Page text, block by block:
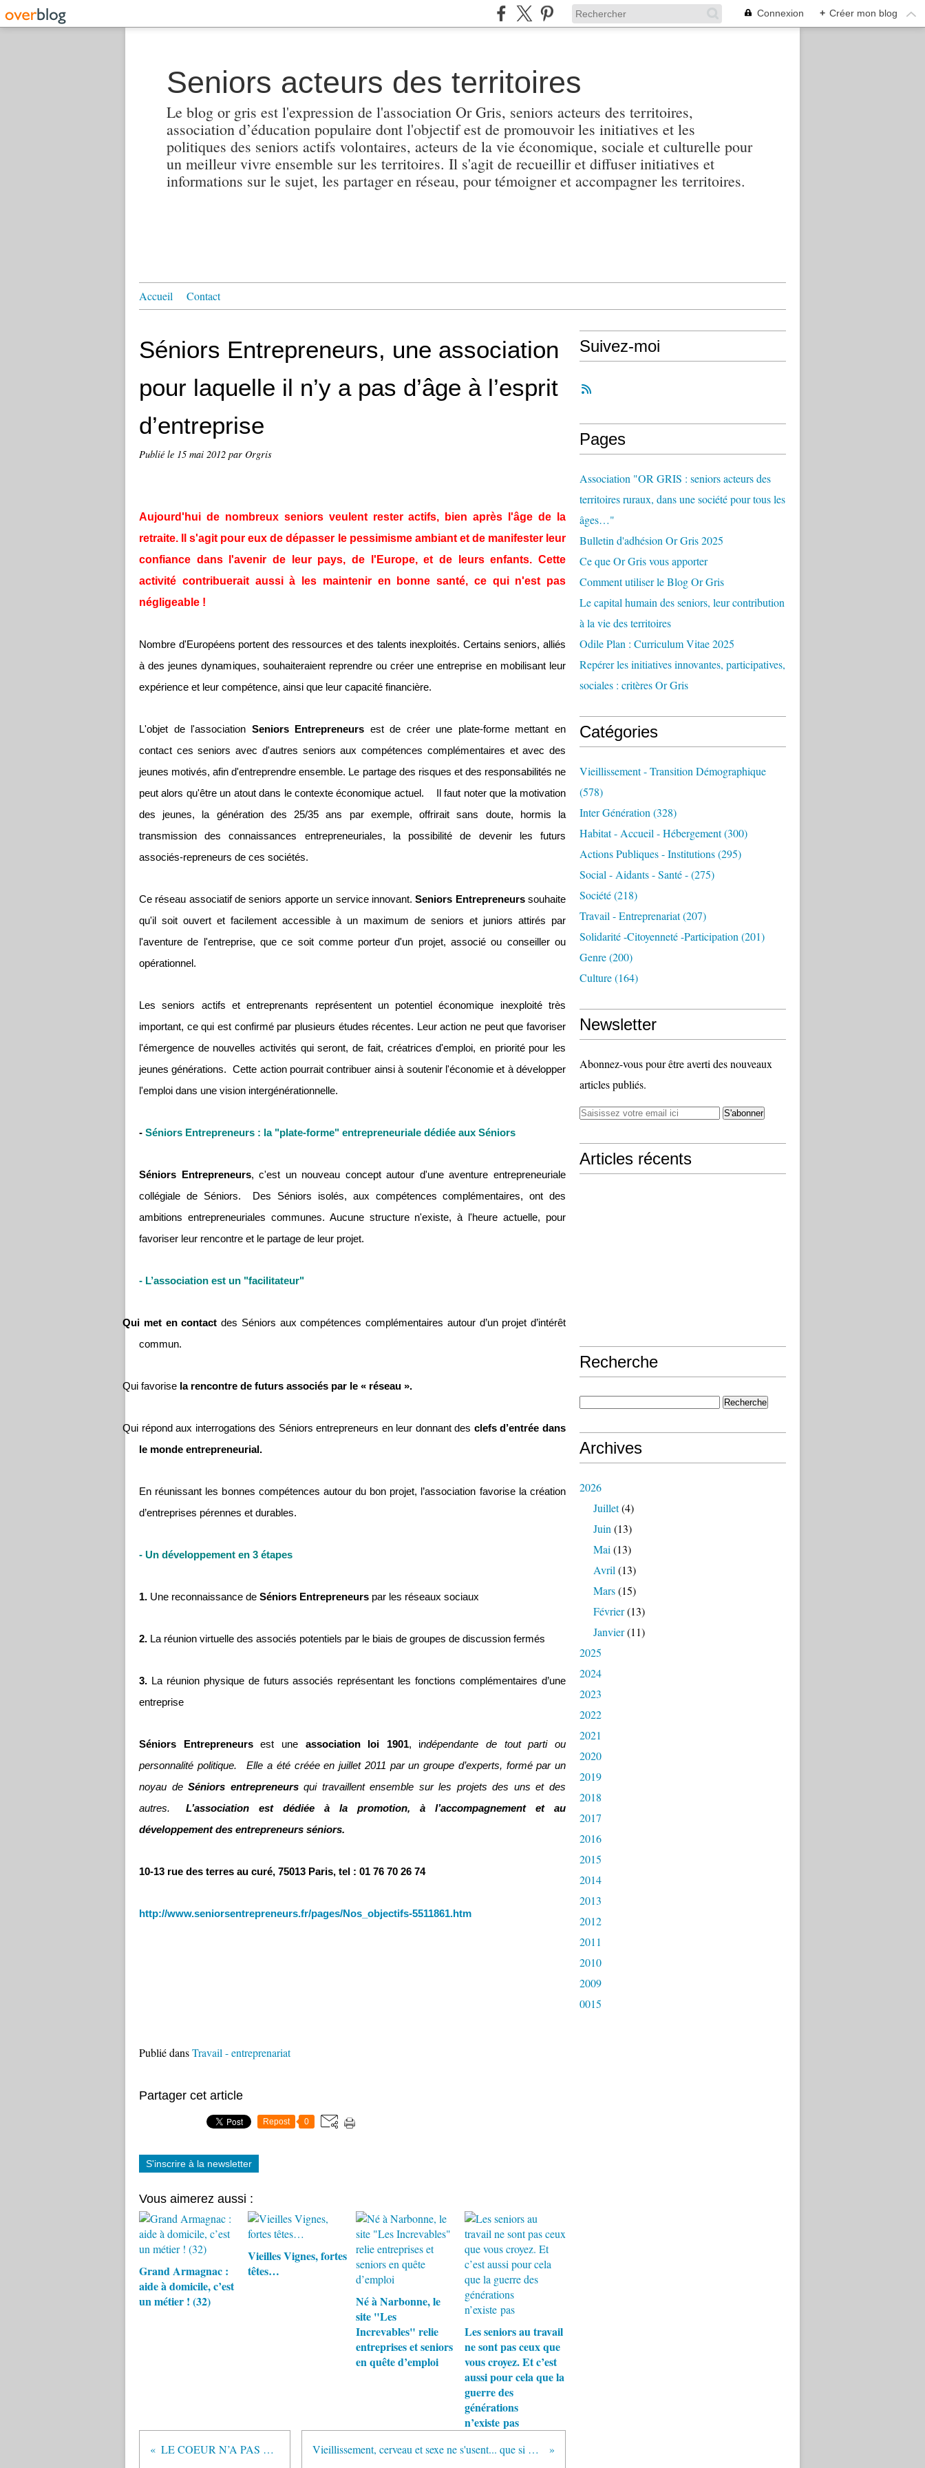
Connexion + Créer mon blog
Seniors acteurs des territoires
Le blog or gris est l'expression de l'association Or Gris, seniors acteurs des territoires,
association d’éducation populaire dont l'objectif est de promouvoir les initiatives et les
politiques des seniors actifs volontaires, acteurs de la vie économique, sociale et culturelle pour
un meilleur vivre ensemble sur les territoires. Il s'agit de recueillir et diffuser initiatives et
informations sur le sujet, les partager en réseau, pour témoigner et accompagner les territoires.
Accueil Contact
Séniors Entrepreneurs, une association
pour laquelle il n’y a pas d’âge à l’esprit
d’entreprise
Publié le 15 mai 2012 par Orgris
Aujourd'hui de nombreux seniors veulent rester actifs, bien après l'âge de la
retraite. Il s'agit pour eux de dépasser le pessimisme ambiant et de manifester leur
confiance dans l'avenir de leur pays, de l'Europe, et de leurs enfants. Cette
activité contribuerait aussi à les maintenir en bonne santé, ce qui n'est pas
négligeable !
Nombre d'Européens portent des ressources et des talents inexploités. Certains seniors, alliés
à des jeunes dynamiques, souhaiteraient reprendre ou créer une entreprise en mobilisant leur
expérience et leur compétence, ainsi que leur capacité financière.
L'objet de l'association Seniors Entrepreneurs est de créer une plate-forme mettant en
contact ces seniors avec d'autres seniors aux compétences complémentaires et avec des
jeunes motivés, afin d'entreprendre ensemble. Le partage des risques et des responsabilités ne
peut alors qu'être un atout dans le contexte économique actuel. Il faut noter que la motivation
des jeunes, la génération des 25/35 ans par exemple, offrirait sans doute, hormis la
transmission des connaissances entrepreneuriales, la possibilité de devenir les futurs
associés-repreneurs de ces sociétés.
Ce réseau associatif de seniors apporte un service innovant.Seniors Entrepreneurssouhaite
qu'il soit ouvert et facilement accessible à un maximum de seniors et juniors attirés par
l'aventure de l'entreprise, que ce soit comme porteur d'un projet, associé ou conseiller ou
opérationnel.
Les seniors actifs et entreprenants représentent un potentiel économique inexploité très
important, ce qui est confirmé par plusieurs études récentes. Leur action ne peut que favoriser
l'émergence de nouvelles activités qui seront, de fait, créatrices d'emploi, en priorité pour les
jeunes générations. Cette action pourrait contribuer ainsi à soutenir l'économie et à développer
l'emploi dans une vision intergénérationnelle.
- Séniors Entrepreneurs : la "plate-forme" entrepreneuriale dédiée aux Séniors
Séniors Entrepreneurs, c'est un nouveau concept autour d'une aventure entrepreneuriale
collégiale de Séniors. Des Séniors isolés, aux compétences complémentaires, ont des
ambitions entrepreneuriales communes. Aucune structure n'existe, à l'heure actuelle, pour
favoriser leur rencontre et le partage de leur projet.
- L’association est un "facilitateur"
Qui met en contact des Séniors aux compétences complémentaires autour d’un projet d’intérêt
commun.
Qui favorise la rencontre de futurs associés par le « réseau ».
Qui répond aux interrogations des Séniors entrepreneurs en leur donnant des clefs d’entrée dans
le monde entrepreneurial.
En réunissant les bonnes compétences autour du bon projet, l’association favorise la création
d’entreprises pérennes et durables.
- Un développement en 3 étapes
1. Une reconnaissance de Séniors Entrepreneurs par les réseaux sociaux
2. La réunion virtuelle des associés potentiels par le biais de groupes de discussion fermés
3. La réunion physique de futurs associés représentant les fonctions complémentaires d’une
entreprise
Séniors Entrepreneursest une association loi 1901, indépendante de tout parti ou
personnalité politique. Elle a été créée en juillet 2011 par un groupe d’experts, formé par un
noyau deSéniors entrepreneursqui travaillent ensemble sur les projets des uns et des
autres. L’association est dédiée à la promotion, à l’accompagnement et au
développement des entrepreneurs séniors.
10-13 rue des terres au curé, 75013 Paris, tel : 01 76 70 26 74
http://www.seniorsentrepreneurs.fr/pages/Nos_objectifs-5511861.htm
Publié dansTravail - entreprenariat
Partager cet article
Repost 0
S'inscrire à la newsletter
Vous aimerez aussi :
Grand Armagnac :
aide à domicile, c’est
un métier ! (32)
Vieilles Vignes, fortes
têtes…
Né à Narbonne, le
site "Les
Increvables" relie
entreprises et seniors
en quête d’emploi
Les seniors au travail
ne sont pas ceux que
vous croyez. Et c’est
aussi pour cela que la
guerre des
générations
n’existe pas
LE COEUR N’A PAS DE RIDES Vieillissement, cerveau et sexe ne s'usent... que si on ne s'en sert pas
Suivez-moi
Pages
Association "OR GRIS : seniors acteurs des
territoires ruraux, dans une société pour tous les
âges…"
Bulletin d'adhésion Or Gris 2025
Ce que Or Gris vous apporter
Comment utiliser le Blog Or Gris
Le capital humain des seniors, leur contribution
à la vie des territoires
Odile Plan : Curriculum Vitae 2025
Repérer les initiatives innovantes, participatives,
sociales : critères Or Gris
Catégories
Vieillissement - Transition Démographique
(578)
Inter Génération (328)
Habitat - Accueil - Hébergement(300)
Actions Publiques - Institutions(295)
Social - Aidants - Santé -(275)
Société(218)
Travail - Entreprenariat(207)
Solidarité -citoyenneté -participation (201)
Genre(200)
Culture(164)
Newsletter
Abonnez-vous pour être averti des nouveaux
articles publiés.
Articles récents
Recherche
Archives
2026
Juillet(4)
Juin (13)
Mai (13)
Avril (13)
Mars(15)
Février(13)
Janvier(11)
2025
2024
2023
2022
2021
2020
2019
2018
2017
2016
2015
2014
2013
2012
2011
2010
2009
0015